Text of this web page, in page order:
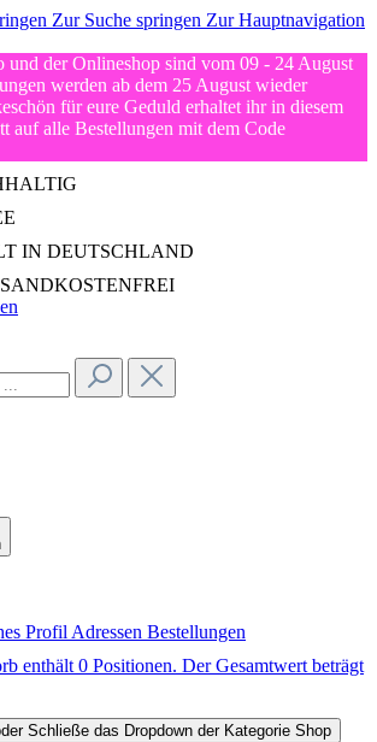
Zur Suche springen Zur Hauptnavigation
und der Onlineshop sind vom 09 - 24 August
werden ab dem 25 August wieder
für eure Geduld erhaltet ihr in diesem
auf alle Bestellungen mit dem Code
IN DEUTSCHLAND
Profil Adressen Bestellungen
enthält 0 Positionen. Der Gesamtwert beträgt
Schließe das Dropdown der Kategorie Shop